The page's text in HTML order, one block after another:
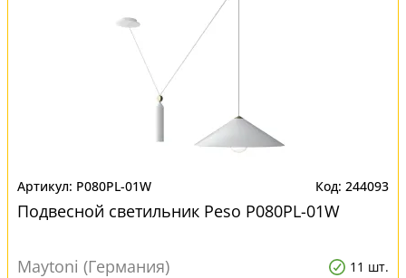
P080PL-01W 244093
Подвесной светильник Peso P080PL-01W
Maytoni (Германия) 11 шт.